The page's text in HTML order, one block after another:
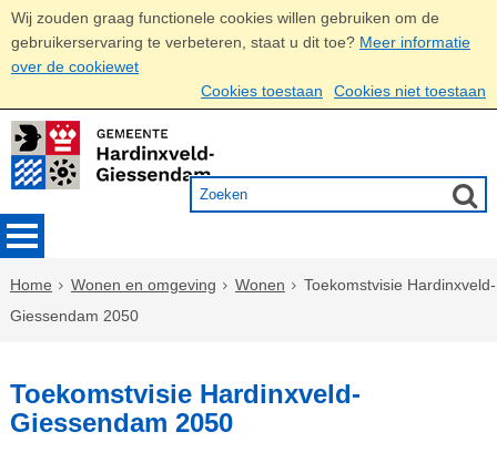
Wij zouden graag functionele cookies willen gebruiken om de
gebruikerservaring te verbeteren, staat u dit toe? Meer informatie
over de cookiewet
Cookies toestaan
Cookies niet toestaan
Home Wonen en omgeving Wonen
Toekomstvisie Hardinxveld-
Giessendam 2050
Toekomstvisie Hardinxveld-
Giessendam 2050